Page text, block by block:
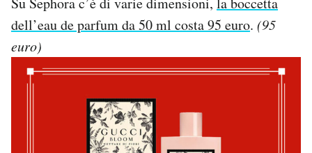
dell’eau de parfum da 50 ml costa 95 euro. (95
euro)